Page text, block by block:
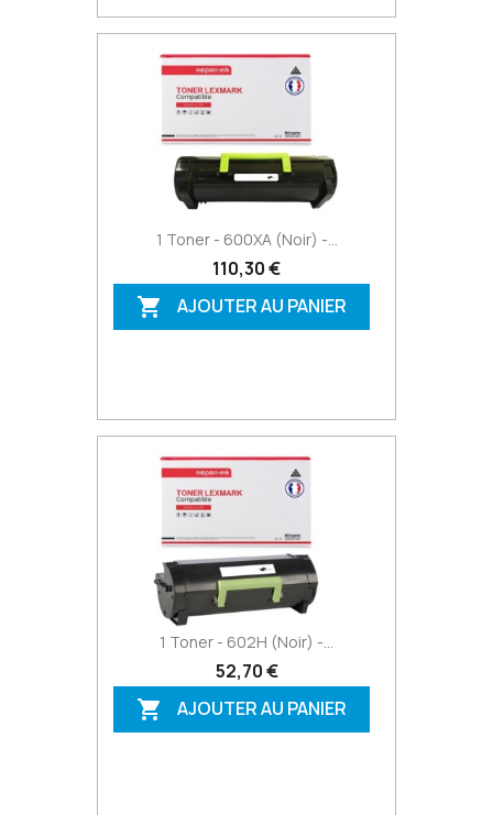
1 Toner - 600XA (Noir) -...
110,30 €
 AJOUTER AU PANIER
1 Toner - 602H (Noir) -...
52,70 €
 AJOUTER AU PANIER